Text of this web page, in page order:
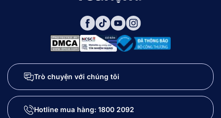
Trò chuyện với chúng tôi
Hotline mua hàng: 1800 2092